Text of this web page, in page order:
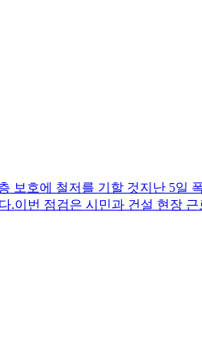
보호에 철저를 기할 것지난 5일
번 점검은 시민과 건설 현장